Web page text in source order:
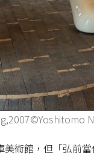
術館，但「弘前